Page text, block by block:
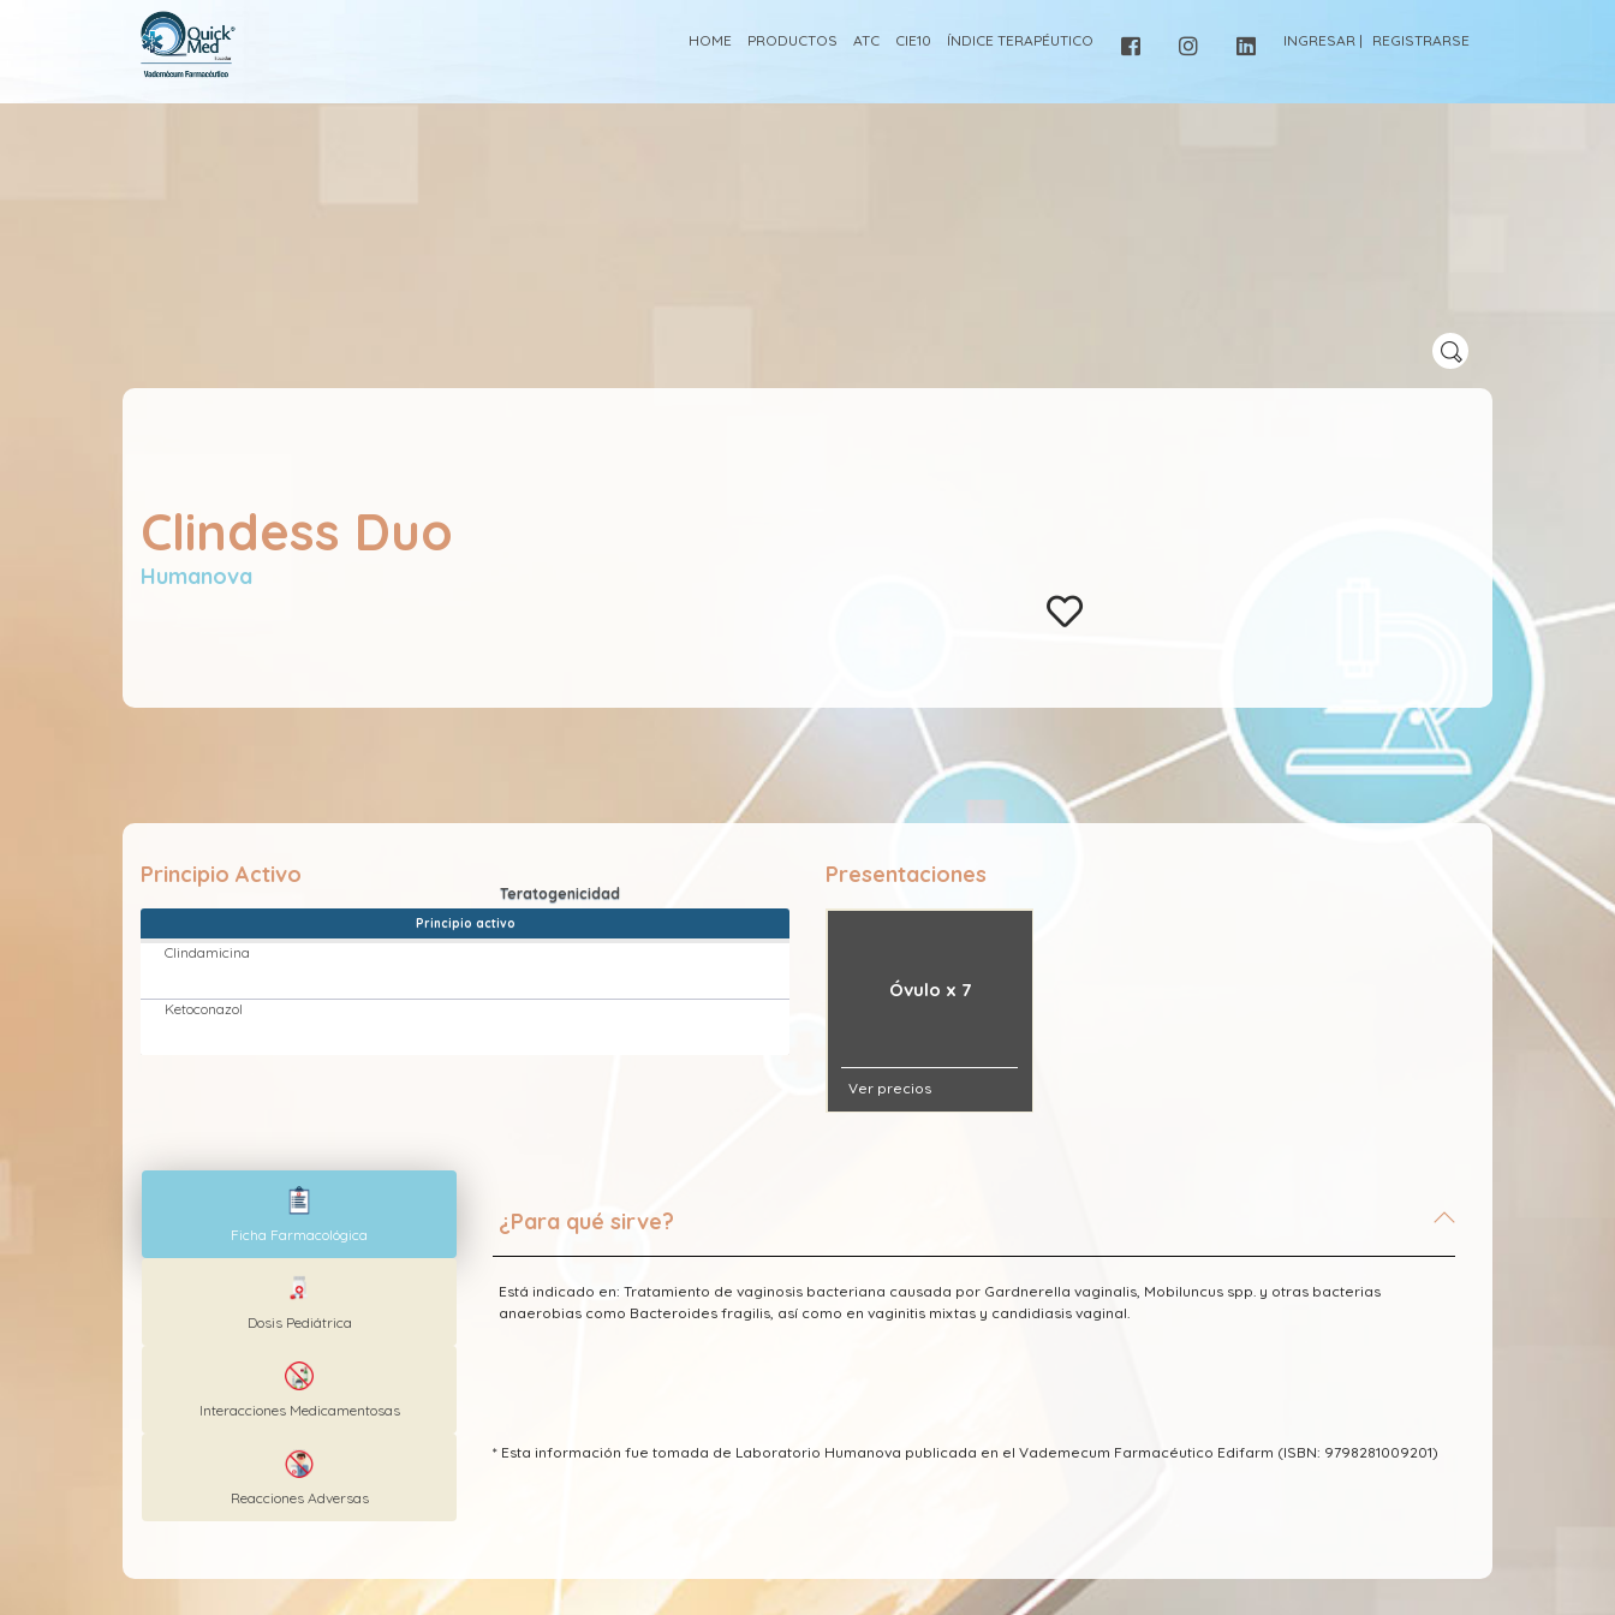
HOME PRODUCTOS ATC CIE10 ÍNDICE TERAPÉUTICO INGRESAR | REGISTRARSE
Clindess Duo
Humanova
Principio Activo
Principio activo
Clindamicina
Ketoconazol
Presentaciones
Óvulo x 7
Ver precios
Ficha Farmacológica
Dosis Pediátrica
Interacciones Medicamentosas
Reacciones Adversas
¿Para qué sirve?
Está indicado en: Tratamiento de vaginosis bacteriana causada por Gardnerella vaginalis, Mobiluncus spp. y otras bacterias
anaerobias como Bacteroides fragilis, así como en vaginitis mixtas y candidiasis vaginal.
* Esta información fue tomada de Laboratorio Humanova publicada en el Vademecum Farmacéutico Edifarm (ISBN: 9798281009201)